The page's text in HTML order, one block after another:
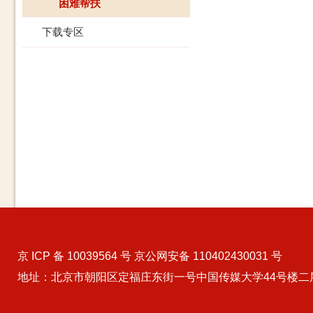
困难帮扶
下载专区
京 ICP 备 10039564 号 京公网安备 110402430031 号
地址：北京市朝阳区定福庄东街一号中国传媒大学44号楼二